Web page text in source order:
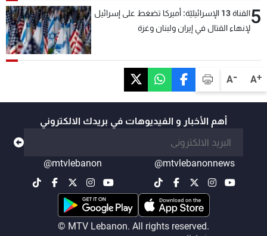
A+
A-
5
القناة 13 الإسرائيليّة: أميركا تضغط على إسرائيل
لإنهاء القتال في إيران ولبنان وغزة
أهم الأخبار و الفيديوهات في بريدك الالكتروني
@mtvlebanonnews
@mtvlebanon
© MTV Lebanon. All rights reserved.